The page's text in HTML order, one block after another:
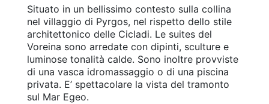
Situato in un bellissimo contesto sulla collina
nel villaggio di Pyrgos, nel rispetto dello stile
architettonico delle Cicladi. Le suites del
Voreina sono arredate con dipinti, sculture e
luminose tonalità calde. Sono inoltre provviste
di una vasca idromassaggio o di una piscina
privata. E’ spettacolare la vista del tramonto
sul Mar Egeo.